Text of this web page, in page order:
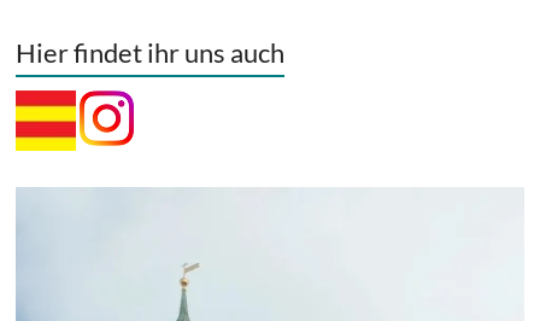
Hier findet ihr uns auch